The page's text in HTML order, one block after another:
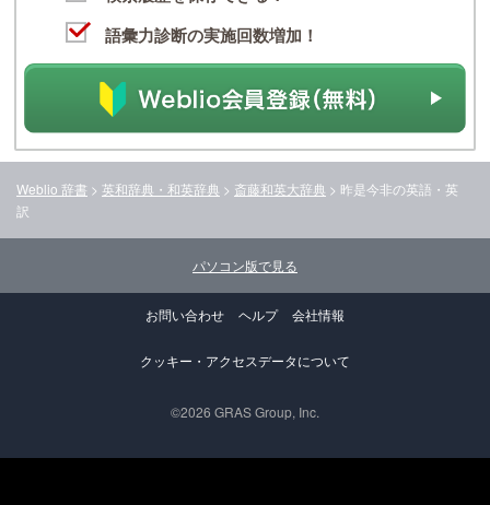
語彙力診断の実施回数増加！
Weblio 辞書 > 英和辞典・和英辞典 > 斎藤和英大辞典 > 昨是今非の英語・英
訳
パソコン版で見る
お問い合わせ ヘルプ 会社情報
クッキー・アクセスデータについて
©2026 GRAS Group, Inc.